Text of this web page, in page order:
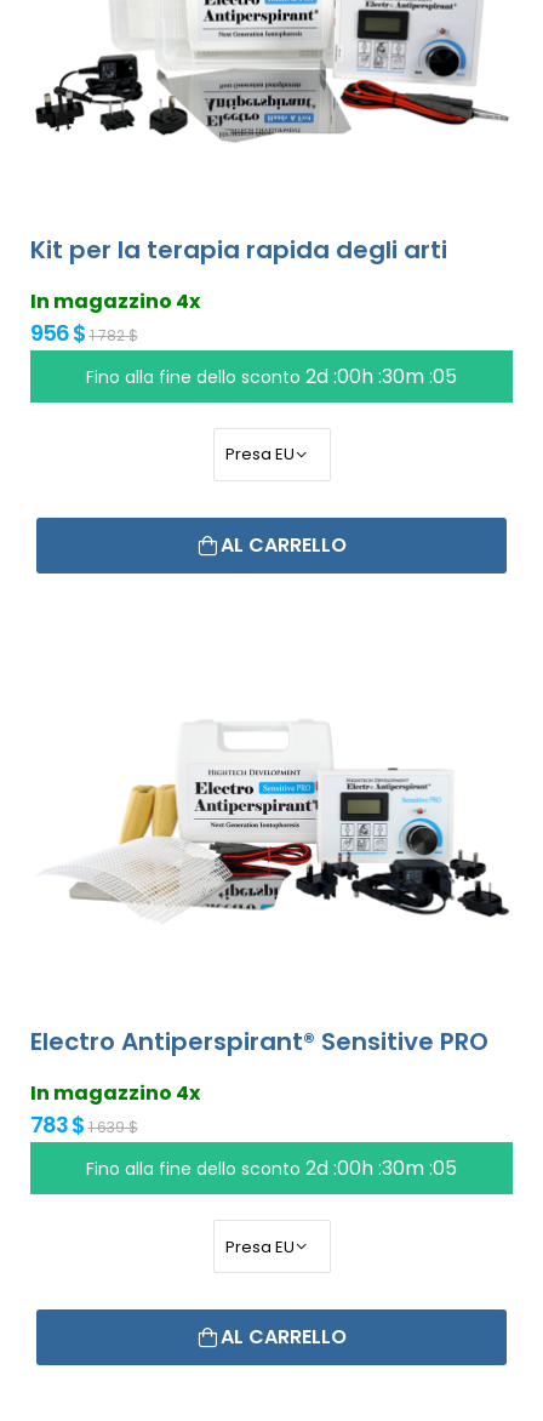
Kit per la terapia rapida degli arti
In magazzino 4x
956 $ 1 782 $
Fino alla fine dello sconto 2d :00h :30m :05
AL CARRELLO
Electro Antiperspirant® Sensitive PRO
In magazzino 4x
783 $ 1 639 $
Fino alla fine dello sconto 2d :00h :30m :05
AL CARRELLO